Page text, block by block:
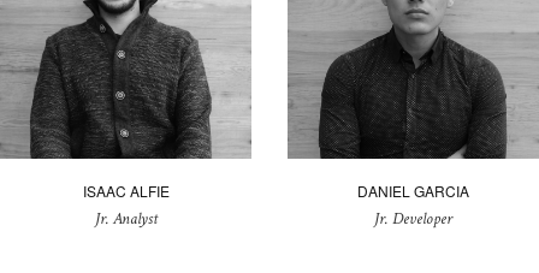
ISAAC ALFIE
Jr. Analyst
DANIEL GARCIA
Jr. Developer